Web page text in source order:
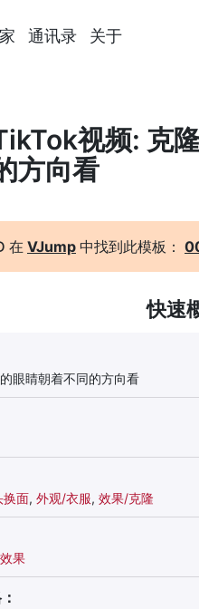
通讯录 关于
视频: 克
方向看
在 VJump 中找到此模板：
快速
眼睛朝着不同的方向看
换面, 外观/衣服, 效果/克隆
果